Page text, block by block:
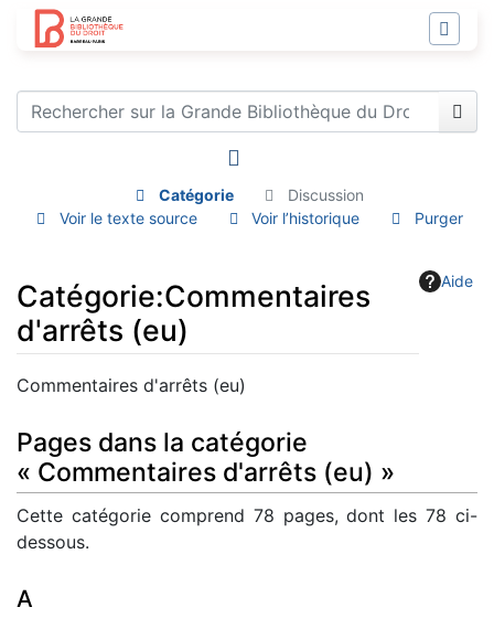
Catégorie
Discussion
Voir le texte source
Voir l’historique Purger
Aide
Catégorie:Commentaires
d'arrêts (eu)
Aller à :navigation,rechercher
Commentaires d'arrêts (eu)
Pages dans la catégorie
« Commentaires d'arrêts (eu) »
Cette catégorie comprend 78 pages, dont les 78 ci-
dessous.
A